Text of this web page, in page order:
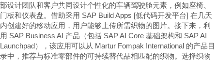
部设计团队和客户共同设计个性化的车辆驾驶舱元素，例如座椅、
门板和仪表盘。借助采用 SAP Build Apps [低代码开发平台] 在几天
内创建好的移动应用，用户能够上传所需织物的图片。接下来，利
用 SAP Business AI 产品（包括 SAP AI Core 基础架构和 SAP AI
Launchpad），该应用可以从 Martur Fompak International 的产品目
录中，推荐与标准零部件的可持续替代品相匹配的织物。选择织物